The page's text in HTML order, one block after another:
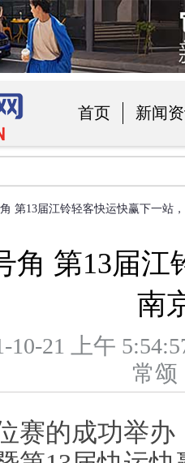
首页 新闻
第13届江铃轻客快运快赢下一站
角 第13届
南
10-21 上午
常
赛的成功举